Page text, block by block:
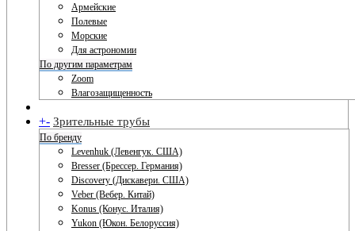
Армейские
Полевые
Морские
Для астрономии
По другим параметрам
Zoom
Влагозащищенность
+- Зрительные трубы
По бренду
Levenhuk (Левенгук. США)
Bresser (Брессер. Германия)
Discovery (Дискавери. США)
Veber (Вебер. Китай)
Konus (Конус. Италия)
Yukon (Юкон. Белоруссия)